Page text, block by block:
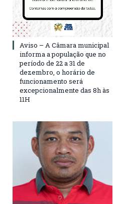
Aviso – A Câmara municipal
informa a população que no
período de 22 a 31 de
dezembro, o horário de
funcionamento será
excepcionalmente das 8h às
11H